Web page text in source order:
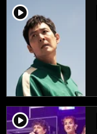
player2
player2